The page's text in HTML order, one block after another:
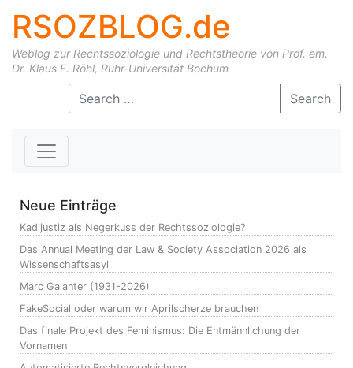
RSOZBLOG.de
Weblog zur Rechtssoziologie und Rechtstheorie von Prof. em.
Dr. Klaus F. Röhl, Ruhr-Universität Bochum
Skip to content Search
Neue Einträge
Kadijustiz als Negerkuss der Rechtssoziologie?
Das Annual Meeting der Law & Society Association 2026 als
Wissenschaftsasyl
Marc Galanter (1931-2026)
FakeSocial oder warum wir Aprilscherze brauchen
Das finale Projekt des Feminismus: Die Entmännlichung der
Vornamen